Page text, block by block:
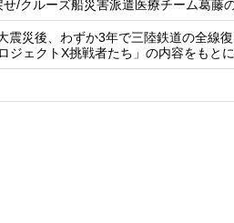
/クルーズ船災害派遣医療チーム葛藤
震災後、わずか3年で三陸鉄道の全線
ェクトX挑戦者たち」の内容をもとに